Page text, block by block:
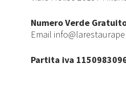
Numero Verde
Email
Partita iva